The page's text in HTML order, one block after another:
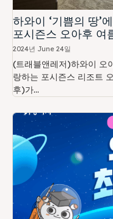
하와이 ‘기쁨의 땅’
포시즌스 오아후 여
2024년 June 24일
(트래블앤레저)하와이 오
랑하는 포시즌스 리조트
후)가...